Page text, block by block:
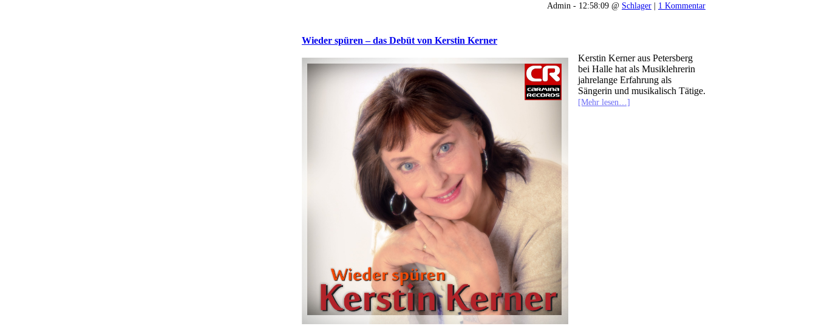
Admin - 12:58:09 @ Schlager | 1 Kommentar
Wieder spüren – das Debüt von Kerstin Kerner
Kerstin Kerner aus Petersberg
bei Halle hat als Musiklehrerin
jahrelange Erfahrung als
Sängerin und musikalisch Tätige.
[Mehr lesen…]